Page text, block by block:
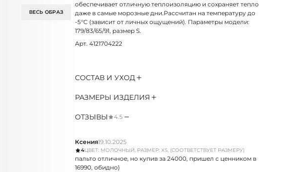
ВЕСЬ ОБРАЗ
обеспечивает отличную теплоизоляцию и сохраняет тепло
даже в самые морозные дни.Рассчитан на температуру до
-5°C (зависит от личных ощущений). Параметры модели:
179/83/65/91, размер S.
Арт. 4121704222
СОСТАВ И УХОД
РАЗМЕРЫ ИЗДЕЛИЯ
ОТЗЫВЫ 4.5
Ксения19.10.2025
4ЦВЕТ: МОЛОЧНЫЙ, РАЗМЕР: XS, (СООТВЕТСТВУЕТ РАЗМЕРУ)
пальто отличное, но купив за 24000, пришел с ценником в
16990, обидно)